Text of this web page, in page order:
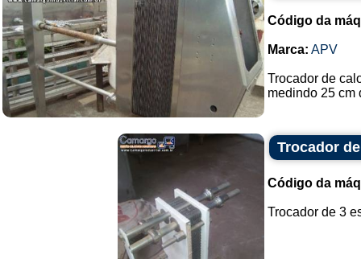
Código da
Marca: APV
Trocador de
medindo 25 cm
Trocador
Código da
Trocador de 3